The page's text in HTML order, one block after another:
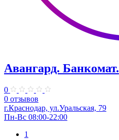
Авангард. Банкомат.
0
0 отзывов
г.Краснодар, ул.Уральская, 79
Пн-Вс 08:00-22:00
1